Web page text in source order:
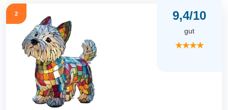
2 9,4/10
gut
★★★★